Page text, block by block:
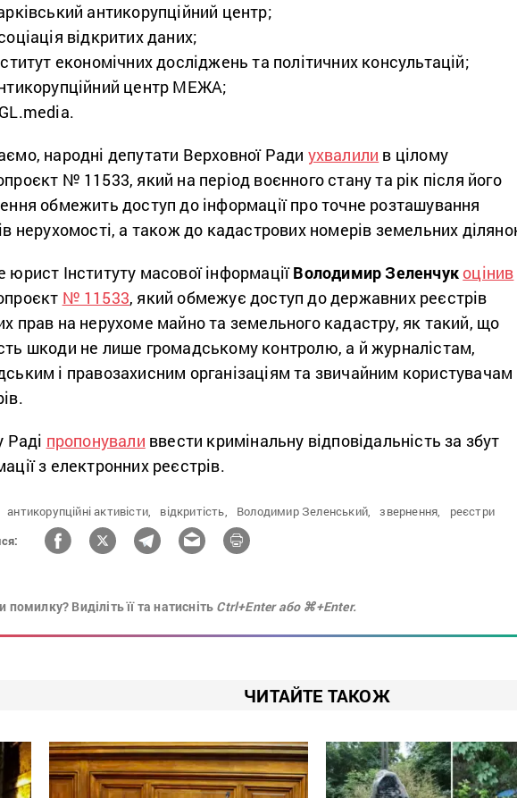
антикорупційний центр;
відкритих даних;
економічних досліджень та політичних консультацій;
центр МЕЖА;
народні депутати Верховної Ради ухвалили в цілому
№ 11533, який на період воєнного стану та рік після його
обмежить доступ до інформації про точне розташування
нерухомості, а також до кадастрових номерів земельних
юрист Інституту масової інформаціїВолодимир Зеленчук оцінив
№ 11533, який обмежує доступ до державних реєстрів
прав на нерухоме майно та земельного кадастру, як такий, що
шкоди не лише громадському контролю, а й журналістам,
і правозахисним організаціям та звичайним користувачам
Раді пропонували ввести кримінальну відповідальність за збут
з електронних реєстрів.
антикорупційні активісти, відкритість, Володимир Зеленський, звернення,
реєстри
Виділіть її та натисніть Ctrl+Enter або ⌘+Enter.
ЧИТАЙТЕ ТАКОЖ